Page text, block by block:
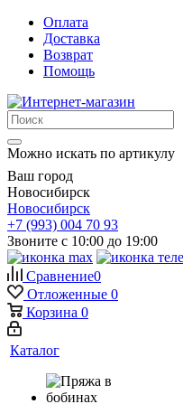
Оплата
Доставка
Возврат
Помощь
Можно искать по артикулу
Ваш город
Новосибирск
Новосибирск
+7 (993) 004 70 93
Звоните с 10:00 до 19:00
Сравнение0
Отложенные 0
Корзина 0
Каталог